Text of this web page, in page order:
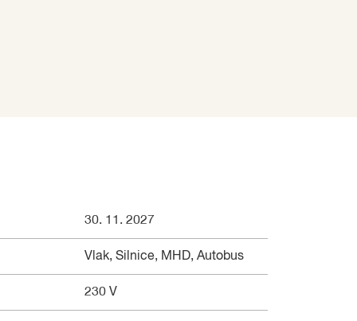
30. 11. 2027
Vlak, Silnice, MHD, Autobus
230 V